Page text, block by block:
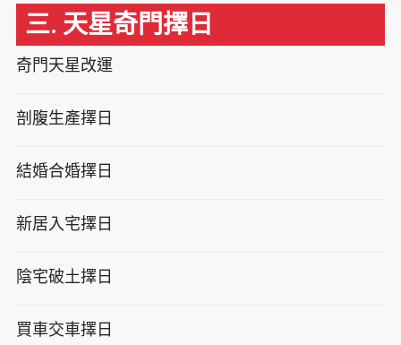
三. 天星奇門擇日
奇門天星改運
剖腹生產擇日
結婚合婚擇日
新居入宅擇日
陰宅破土擇日
買車交車擇日